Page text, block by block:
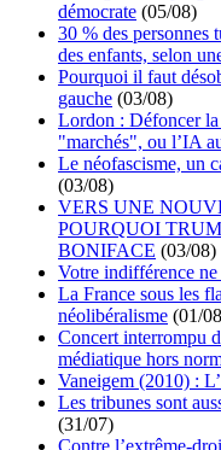
démocrate (05/08)
30 % des personnes
des enfants, selon
Pourquoi il faut
gauche (03/08)
Lordon : Défoncer la
"marchés", ou l’IA
Le néofascisme, un
(03/08)
VERS UNE
POURQUOI
BONIFACE (03/08)
Votre indifférence ne
La France sous les
néolibéralisme (01/
Concert interrompu
médiatique hors
Vaneigem (2010) :
Les tribunes sont
(31/07)
Contre l’extrême-